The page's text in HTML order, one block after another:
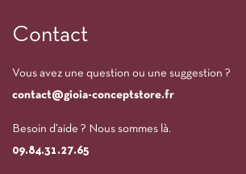
Contact
Vous avez une question ou une suggestion ?
contact@gioia-conceptstore.fr
Besoin d’aide ? Nous sommes là.
09.84.31.27.65